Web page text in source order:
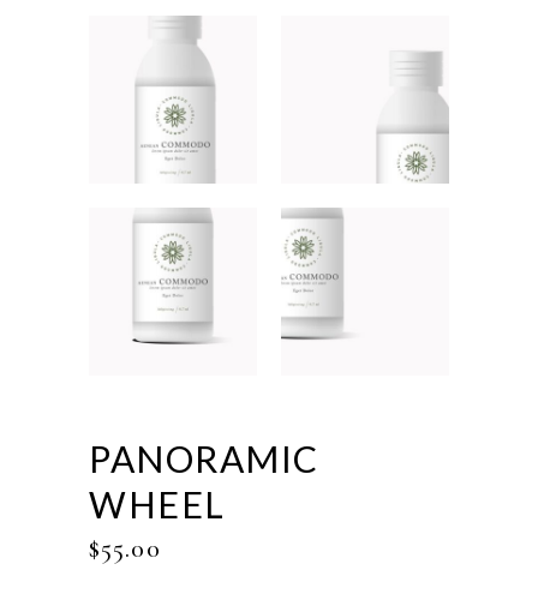
PANORAMIC
WHEEL
$55.00